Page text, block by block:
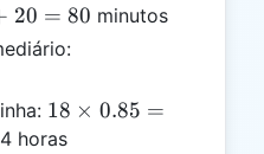
20 = 80 minutos
= 18
18
\times
18 × 0.85 =
horas